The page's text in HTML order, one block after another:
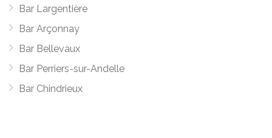
Bar Largentière
Bar Arçonnay
Bar Bellevaux
Bar Perriers-sur-Andelle
Bar Chindrieux